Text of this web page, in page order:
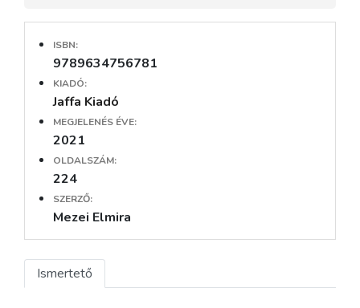
ISBN:
9789634756781
KIADÓ:
Jaffa Kiadó
MEGJELENÉS ÉVE:
2021
OLDALSZÁM:
224
SZERZŐ:
Mezei Elmira
Ismertető